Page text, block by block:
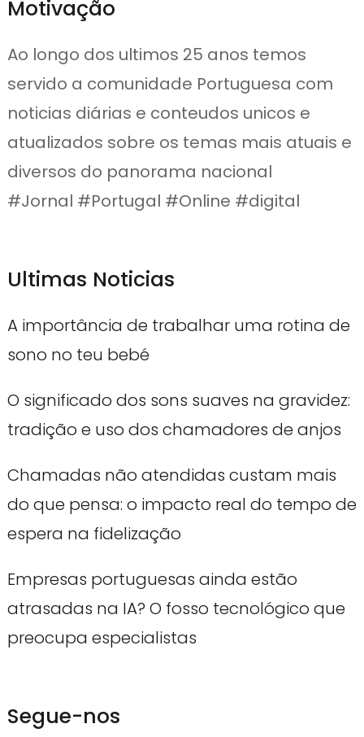
Motivação
Ao longo dos ultimos 25 anos temos
servido a comunidade Portuguesa com
noticias diárias e conteudos unicos e
atualizados sobre os temas mais atuais e
diversos do panorama nacional
#Jornal #Portugal #Online #digital
Ultimas Noticias
A importância de trabalhar uma rotina de
sono no teu bebé
O significado dos sons suaves na gravidez:
tradição e uso dos chamadores de anjos
Chamadas não atendidas custam mais
do que pensa: o impacto real do tempo de
espera na fidelização
Empresas portuguesas ainda estão
atrasadas na IA? O fosso tecnológico que
preocupa especialistas
Segue-nos